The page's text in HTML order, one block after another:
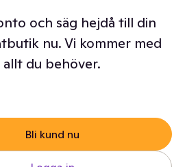
och säg hejdå till din
nu. Vi kommer med
allt du behöver.
Bli kund nu